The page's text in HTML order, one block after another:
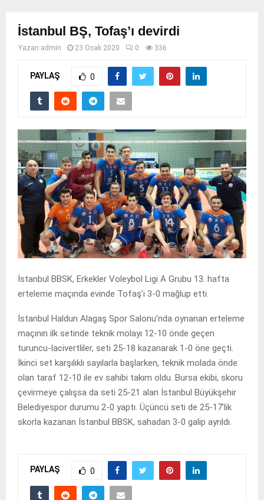
İstanbul BŞ, Tofaş’ı devirdi
Yazan admin 23 Ocak 2020 0 336
PAYLAŞ 0
İstanbul BBSK, Erkekler Voleybol Ligi A Grubu 13. hafta
erteleme maçında evinde Tofaş’ı 3-0 mağlup etti.
İstanbul Haldun Alagaş Spor Salonu’nda oynanan erteleme
maçının ilk setinde teknik molayı 12-10 önde geçen
turuncu-lacivertliler, seti 25-18 kazanarak 1-0 öne geçti.
İkinci set karşılıklı sayılarla başlarken, teknik molada önde
olan taraf 12-10 ile ev sahibi takım oldu. Bursa ekibi, skoru
çevirmeye çalışsa da seti 25-21 alan İstanbul Büyükşehir
Belediyespor durumu 2-0 yaptı. Üçüncü seti de 25-17’lik
skorla kazanan İstanbul BBSK, sahadan 3-0 galip ayrıldı.
PAYLAŞ 0